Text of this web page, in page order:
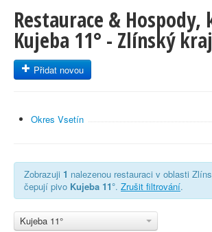
Restaurace & Hospody,
Kujeba 11° - Zlínský kraj
Přidat novou
Okres Vsetín
Zobrazuji 1 nalezenou restauraci v oblasti
čepují pivo Kujeba 11°. Zrušit filtrování.
Kujeba 11°